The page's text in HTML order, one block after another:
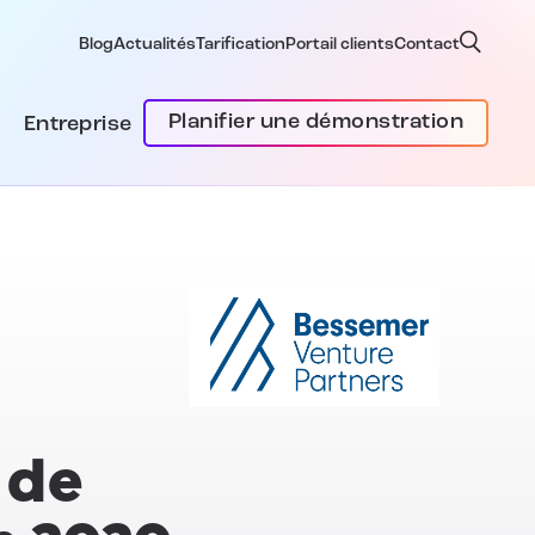
BlogActualitésTarification Portail clientsContact
Entreprise Planifier une démonstration